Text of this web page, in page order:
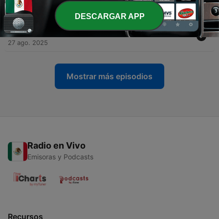
27 ago. 2025
21 - El Ejercicio de Pensar: Diálogo y Disertación
27 ago. 2025
Mostrar más episodios
Radio en Vivo
Emisoras y Podcasts
Recursos
DESCARGAR APP